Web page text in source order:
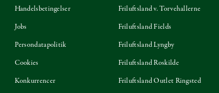
Handelsbetingelser
Jobs
Persondatapolitik
Cookies
Konkurrencer
Friluftsland v. Torvehallerne
Friluftsland Fields
Friluftsland Lyngby
Friluftsland Roskilde
Friluftsland Outlet Ringsted